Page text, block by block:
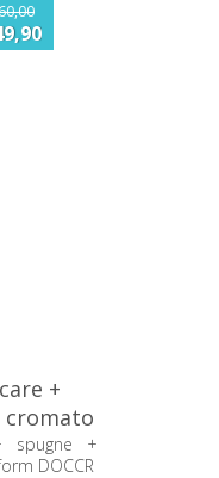
+
cromato
spugne +
DOCCR